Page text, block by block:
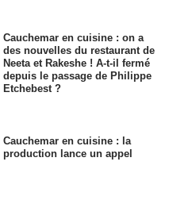
Cauchemar en cuisine : on a
des nouvelles du restaurant de
Neeta et Rakeshe ! A-t-il fermé
depuis le passage de Philippe
Etchebest ?
Cauchemar en cuisine : la
production lance un appel